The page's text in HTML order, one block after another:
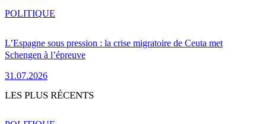
L’Espagne sous pression : la crise migratoire de Ceuta met
Schengen à l’épreuve
31.07.2026
POLITIQUE
LES PLUS RÉCENTS